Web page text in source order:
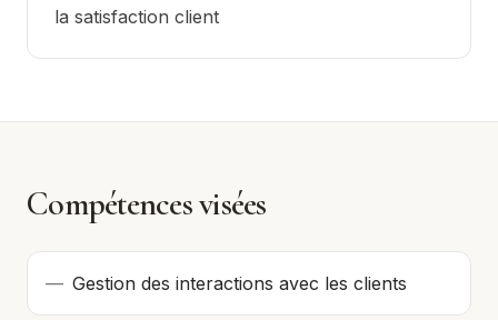
la satisfaction client
Compétences visées
— Gestion des interactions avec les clients